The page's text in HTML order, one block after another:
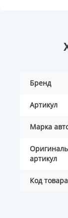
Бренд
Артикул
Марка
артикул
Код товара